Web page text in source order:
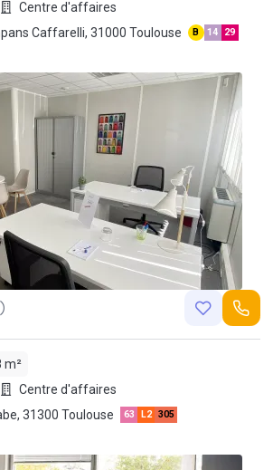
Centre d'affaires
, Esplanade Compans Caffarelli, 31000 Toulouse
B 14 29
m²
Centre d'affaires
Chemin de la Crabe, 31300 Toulouse
63 L2 305